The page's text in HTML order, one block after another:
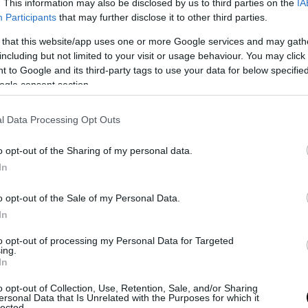
This information may also be disclosed by us to third parties on the
Participants that may further disclose it to other third parties.
that this website/app uses one or more Google services and may
but not limited to your visit or usage behaviour. You may
to Google and its third-party tags to use your data for below
consent section.
Data Processing Opt Outs
opt-out of the Sharing of my personal data.
opt-out of the Sale of my Personal Data.
opt-out of processing my Personal Data for Targeted
opt-out of Collection, Use, Retention, Sale, and/or Sharing
Data that Is Unrelated with the Purposes for which it
Στρατός λίγο νωρίτερα ανακοίνωσε ότι
ιρανικών βαλλιστικών πυραύλων κατά
«κύμα» που ακολούθησε τις
κρατικό τηλεοπτικό δίκτυο Kan μετέδωσε
πρωί ότι πολλοί άνθρωποι τραυματίστηκαν
στην Χάιφα, όπου έχουν εκδηλωθεί
εταιρεία ασφάλειας των θαλάσσιων
ενέργειας κοντά στο λιμάνι στη Χάιφα.